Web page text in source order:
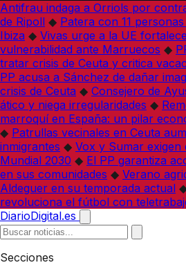
Antifrau indaga a Orriols por
de Ripoll ◆ Patera con 11
Ibiza ◆ Vivas urge a la UE
vulnerabilidad ante Marruecos ◆
tratar crisis de Ceuta y critica
PP acusa a Sánchez de dañar
crisis de Ceuta ◆ Consejero de
ático y niega irregularidades ◆
marroquí en España: un pilar
◆ Patrullas vecinales en Ceuta
inmigrantes ◆ Vox y Sumar
Mundial 2030 ◆ El PP garantiza
en sus comunidades ◆ Verano
Aldeguer en su temporada actual
revoluciona el fútbol con
DiarioDigital.es
Secciones